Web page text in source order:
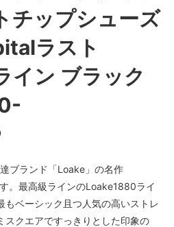
チップシューズ
ラスト
イン ブラック
ブランド「Loake」の名作
。最高級ラインのLoake1880ライ
もベーシック且つ人気の高いストレ
スクエアですっきりとした印象の